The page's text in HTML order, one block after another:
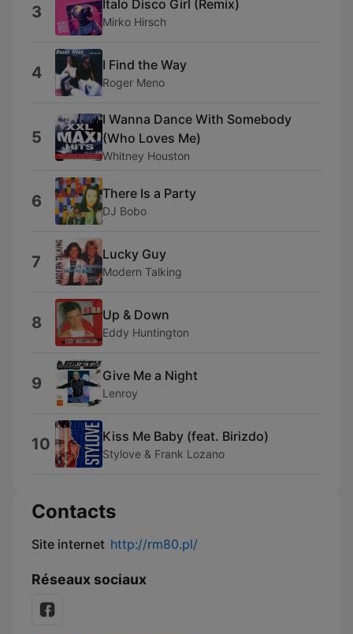
3 Italo Disco Girl (Remix)
Mirko Hirsch
4 I Find the Way
Roger Meno
5
I Wanna Dance With Somebody
(Who Loves Me)
Whitney Houston
6 There Is a Party
DJ Bobo
7 Lucky Guy
Modern Talking
8 Up & Down
Eddy Huntington
9 Give Me a Night
Lenroy
10 Kiss Me Baby (feat. Birizdo)
Stylove & Frank Lozano
Contacts
Site internet http://rm80.pl/
Réseaux sociaux